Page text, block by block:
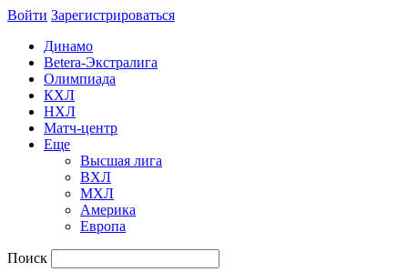
Войти Зарегиcтрироваться
Динамо
Betera-Экстралига
Олимпиада
КХЛ
НХЛ
Матч-центр
Еще
Высшая лига
ВХЛ
МХЛ
Америка
Европа
Поиск